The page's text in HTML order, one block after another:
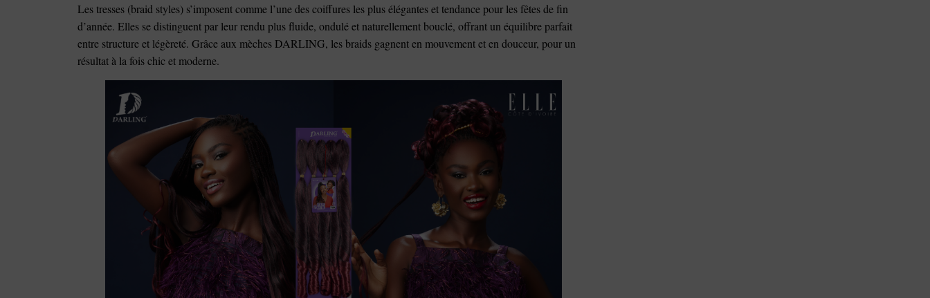
Les tresses (braid styles) s’imposent comme l’une des coiffures les plus élégantes et tendance pour les fêtes de fin
d’année. Elles se distinguent par leur rendu plus fluide, ondulé et naturellement bouclé, offrant un équilibre parfait
entre structure et légèreté. Grâce aux mèches DARLING, les braids gagnent en mouvement et en douceur, pour un
résultat à la fois chic et moderne.